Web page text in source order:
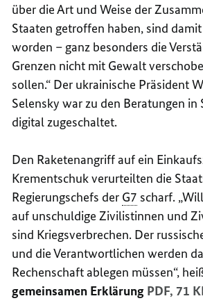
über die Art und Weise der
Staaten getroffen haben, sind
worden – ganz besonders die
Grenzen nicht mit Gewalt
sollen.“ Der ukrainische Präsident
Selensky war zu den Beratungen in
digital zugeschaltet.
Den Raketenangriff auf ein
Krementschuk verurteilten die
Regierungschefs der G7 scharf.
auf unschuldige Zivilistinnen und
sind Kriegsverbrechen. Der
und die Verantwortlichen werden
Rechenschaft ablegen müssen“,
gemeinsamen Erklärung PDF, 71